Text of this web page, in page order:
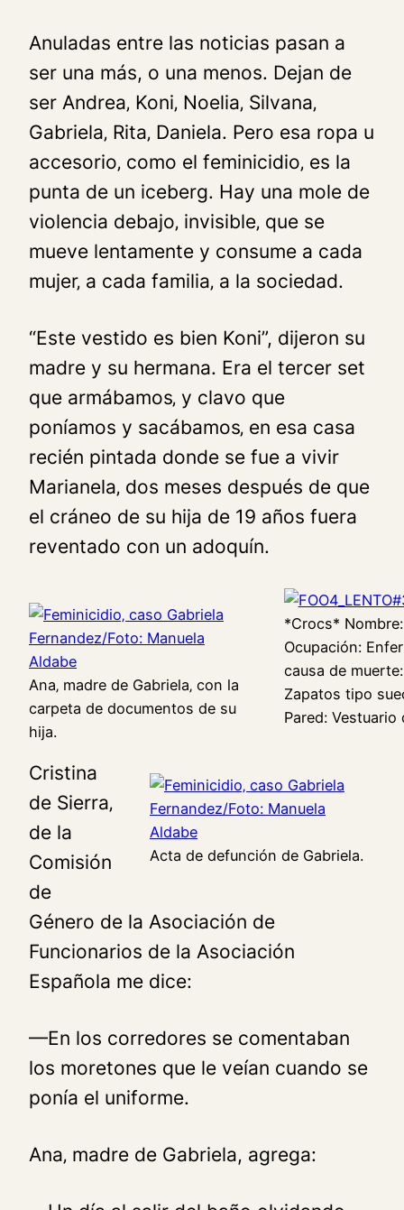
Anuladas entre las noticias pasan a
ser una más, o una menos. Dejan de
ser Andrea‚ Koni‚ Noelia‚ Silvana‚
Gabriela‚ Rita‚ Daniela. Pero esa ropa u
accesorio‚ como el feminicidio‚ es la
punta de un iceberg. Hay una mole de
violencia debajo‚ invisible‚ que se
mueve lentamente y consume a cada
mujer‚ a cada familia‚ a la sociedad.
“Este vestido es bien Koni”, dijeron su
madre y su hermana. Era el tercer set
que armábamos‚ y clavo que
poníamos y sacábamos‚ en esa casa
recién pintada donde se fue a vivir
Marianela‚ dos meses después de que
el cráneo de su hija de 19 años fuera
reventado con un adoquín.
Ana‚ madre de Gabriela‚ con la
carpeta de documentos de su
hija.
Acta de defunción de Gabriela.
*Crocs*
Ocupación:
causa de
Zapatos tipo
Pared:
Cristina
de Sierra‚
de la
Comisión
de
Género de la Asociación de
Funcionarios de la Asociación
Española me dice:
—En los corredores se comentaban
los moretones que le veían cuando se
ponía el uniforme.
Ana‚ madre de Gabriela, agrega: